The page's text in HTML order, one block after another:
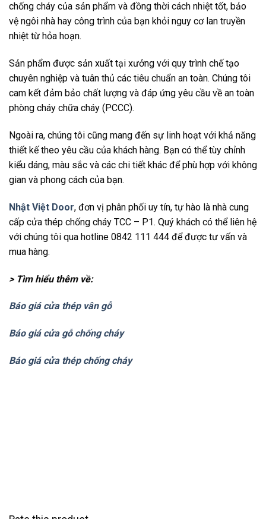
chống cháy của sản phẩm và đồng thời cách nhiệt tốt, bảo
vệ ngôi nhà hay công trình của bạn khỏi nguy cơ lan truyền
nhiệt từ hỏa hoạn.
Sản phẩm được sản xuất tại xưởng với quy trình chế tạo
chuyên nghiệp và tuân thủ các tiêu chuẩn an toàn. Chúng tôi
cam kết đảm bảo chất lượng và đáp ứng yêu cầu về an toàn
phòng cháy chữa cháy (PCCC).
Ngoài ra, chúng tôi cũng mang đến sự linh hoạt với khả năng
thiết kế theo yêu cầu của khách hàng. Bạn có thể tùy chỉnh
kiểu dáng, màu sắc và các chi tiết khác để phù hợp với không
gian và phong cách của bạn.
Nhật Việt Door, đơn vị phân phối uy tín, tự hào là nhà cung
cấp cửa thép chống cháy TCC – P1. Quý khách có thể liên hệ
với chúng tôi qua hotline 0842 111 444 để được tư vấn và
mua hàng.
> Tìm hiểu thêm về:
Báo giá cửa thép vân gỗ
Báo giá cửa gỗ chống cháy
Báo giá cửa thép chống cháy